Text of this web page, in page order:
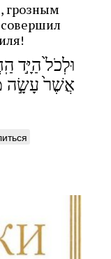
грозным
וּלְכֹל֙ הַיָּ֣ד
אֲשֶׁר֙ עָשָׂ֣ה